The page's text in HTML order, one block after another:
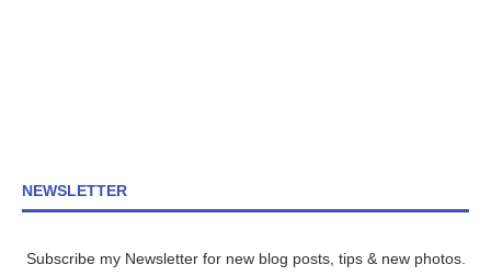
NEWSLETTER
Subscribe my Newsletter for new blog posts, tips & new photos.